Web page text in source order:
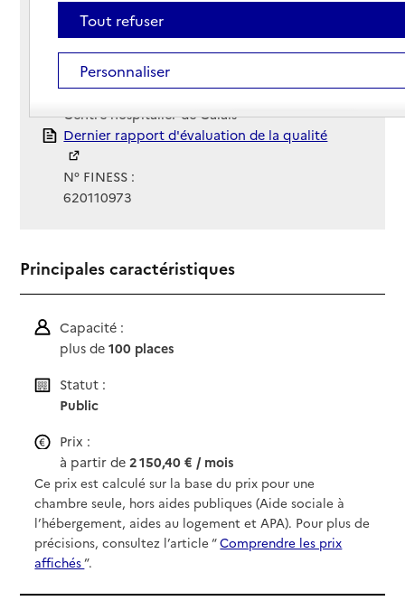
03 62 61 51 00
Contact
Contact
Site Internet
Site internet
Gestionnaire :
Centre hospitalier de Calais
Rapport HAS
Dernier rapport d'évaluation de la qualité
N° FINESS :
620110973
Principales caractéristiques
Capacité :
plus de100 places
Statut :
Public
Prix :
à partir de2 150,40 € / mois
Ce prix est calculé sur la base du prix pour une
chambre seule, hors aides publiques (Aide sociale à
l’hébergement, aides au logement et APA). Pour plus de
précisions, consultez l’article “Comprendre les prix
affichés”.
Tout refuser
Personnaliser